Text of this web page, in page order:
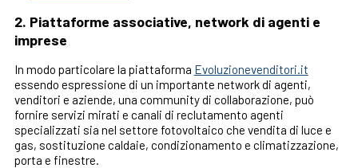
2. Piattaforme associative, network di agenti e
imprese
In modo particolare la piattaforma Evoluzionevenditori.it
essendo espressione di un importante network di agenti,
venditori e aziende, una community di collaborazione, può
fornire servizi mirati e canali di reclutamento agenti
specializzati sia nel settore fotovoltaico che vendita di luce e
gas, sostituzione caldaie, condizionamento e climatizzazione,
porta e finestre.